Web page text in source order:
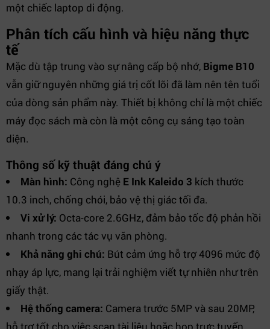
một chiếc laptop di động.
Phân tích cấu hình và hiệu năng thực
tế
Mặc dù tập trung vào sự nâng cấp bộ nhớ, Bigme B10
vẫn giữ nguyên những giá trị cốt lõi đã làm nên tên tuổi
của dòng sản phẩm này. Thiết bị không chỉ là một chiếc
máy đọc sách mà còn là một công cụ sáng tạo toàn
diện.
Thông số kỹ thuật đáng chú ý
Màn hình: Công nghệ E Ink Kaleido 3 kích thước
10.3 inch, chống chói, bảo vệ thị giác tối đa.
Vi xử lý: Octa-core 2.6GHz, đảm bảo tốc độ phản hồi
nhanh trong các tác vụ văn phòng.
Khả năng ghi chú: Bút cảm ứng hỗ trợ 4096 mức độ
nhạy áp lực, mang lại trải nghiệm viết tự nhiên như trên
giấy thật.
Hệ thống camera: Camera trước 5MP và sau 20MP,